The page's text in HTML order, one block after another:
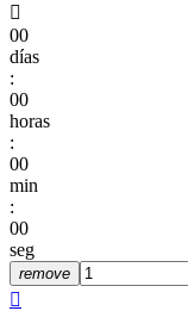

00
días
:
00
horas
:
00
min
:
00
seg
remove
